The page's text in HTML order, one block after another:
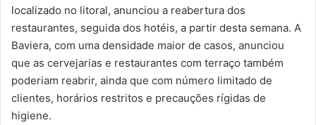
localizado no litoral, anunciou a reabertura dos
restaurantes, seguida dos hotéis, a partir desta semana. A
Baviera, com uma densidade maior de casos, anunciou
que as cervejarias e restaurantes com terraço também
poderiam reabrir, ainda que com número limitado de
clientes, horários restritos e precauções rígidas de
higiene.